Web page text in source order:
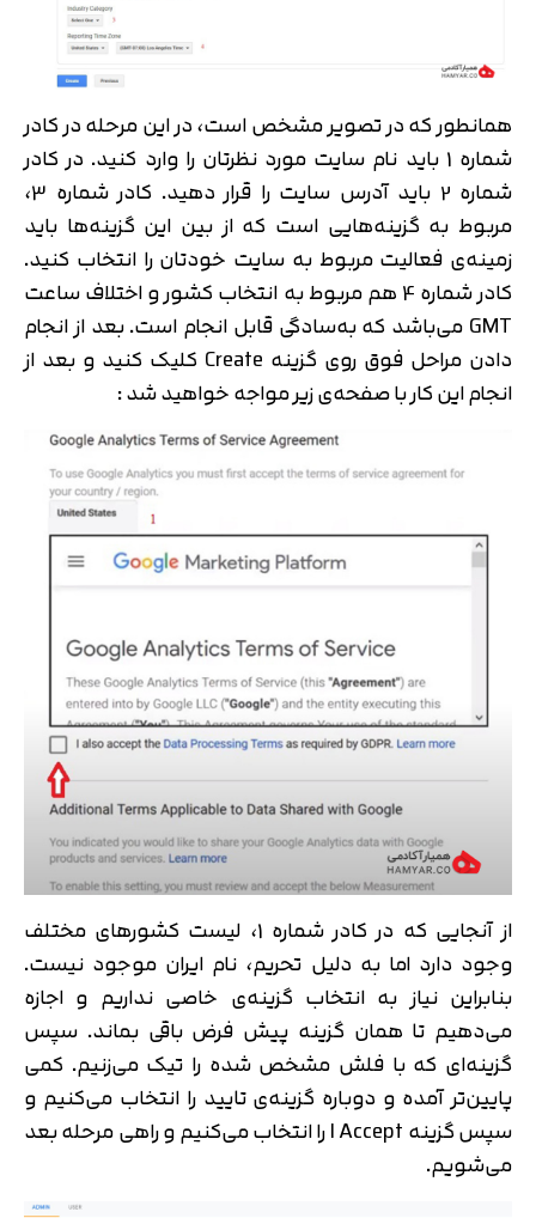
همانطور که در تصویر مشخص است، در این مرحله در کادر
شماره 1 باید نام سایت مورد نظرتان را وارد کنید. در کادر
شماره 2 باید آدرس سایت را قرار دهید. کادر شماره 3،
مربوط به گزینه‌هایی است که از بین این گزینه‌ها باید
زمینه‌ی فعالیت مربوط به سایت خودتان را انتخاب کنید.
کادر شماره 4 هم مربوط به انتخاب کشور و اختلاف ساعت
GMT می‌باشد که به‌سادگی قابل انجام است. بعد از انجام
دادن مراحل فوق روی گزینه Create کلیک کنید و بعد از
انجام این کار با صفحه‌ی زیر مواجه خواهید شد :
از آنجایی که در کادر شماره 1، لیست کشورهای مختلف
وجود دارد اما به دلیل تحریم، نام ایران موجود نیست.
بنابراین نیاز به انتخاب گزینه‌ی خاصی نداریم و اجازه
می‌دهیم تا همان گزینه پیش فرض باقی بماند. سپس
گزینه‌ای که با فلش مشخص شده را تیک می‌زنیم. کمی
پایین‌تر آمده و دوباره گزینه‌ی تایید را انتخاب می‌کنیم و
سپس گزینه I Accept را انتخاب می‌کنیم و راهی مرحله بعد
می‌شویم.